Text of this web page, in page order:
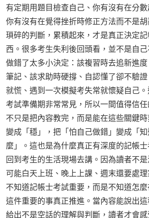
有定期用題目檢查自己、你有沒有在分數
你有沒有在覺得挫折時修正方法而不是
瑣碎的判斷，累積起來，才是真正決定
西。很多考生失利後回頭看，並不是自
做錯了太多小決定：該複習時去追新進
筆記、該求助時硬撐、自認懂了卻不驗
就慌、遇到一次模擬考失常就懷疑自己
考試準備期非常常見，所以一間值得信任
不只是把內容教完，而是能在這些關鍵時
變成「穩」，把「怕自己做錯」變成「
麼」。這也是為什麼真正有深度的記帳
回到考生的生活現場去講。因為讀者不
可能白天上班、晚上上課、週末還要處
不知道記帳士考試重要，而是不知道怎
這件重要的事真正推進。當內容能說出
給出不是空話的理解與判斷，讀者才會